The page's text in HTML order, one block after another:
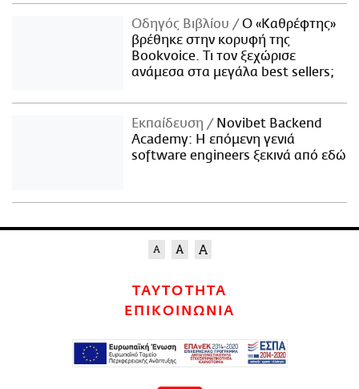
Οδηγός Βιβλίου
Ο «Καθρέφτης»
βρέθηκε στην κορυφή της
Bookvoice. Τι τον ξεχώρισε
ανάμεσα στα μεγάλα best sellers;
Εκπαίδευση
Novibet Backend
Academy: Η επόμενη γενιά
software engineers ξεκινά από εδώ
ΤΑΥΤΟΤΗΤΑ
ΕΠΙΚΟΙΝΩΝΙΑ